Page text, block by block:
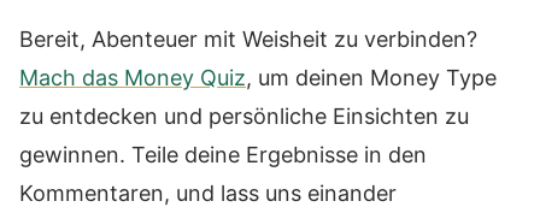
Bereit, Abenteuer mit Weisheit zu verbinden?
Mach das Money Quiz, um deinen Money Type
zu entdecken und persönliche Einsichten zu
gewinnen. Teile deine Ergebnisse in den
Kommentaren, und lass uns einander